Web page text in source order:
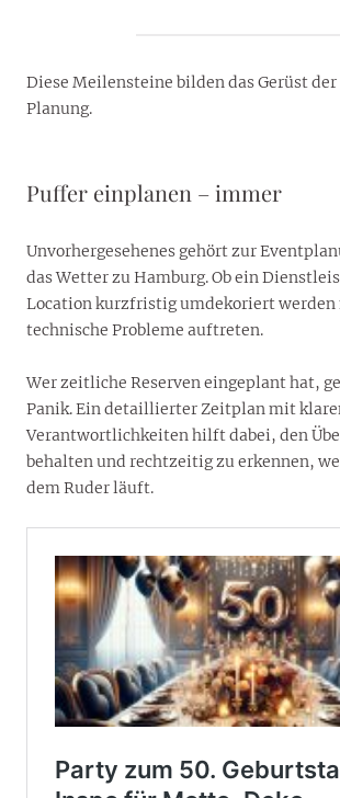
Diese Meilensteine bilden das Gerüst
Planung.
Puffer einplanen – immer
Unvorhergesehenes gehört zur
das Wetter zu Hamburg. Ob ein
Location kurzfristig umdekoriert werden
technische Probleme auftreten.
Wer zeitliche Reserven eingeplant hat,
Panik. Ein detaillierter Zeitplan mit
Verantwortlichkeiten hilft dabei, den
behalten und rechtzeitig zu erkennen,
dem Ruder läuft.